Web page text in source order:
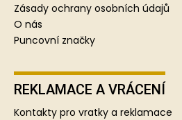
Zásady ochrany osobních údajů
O nás
Puncovní značky
REKLAMACE A VRÁCENÍ
Kontakty pro vratky a reklamace